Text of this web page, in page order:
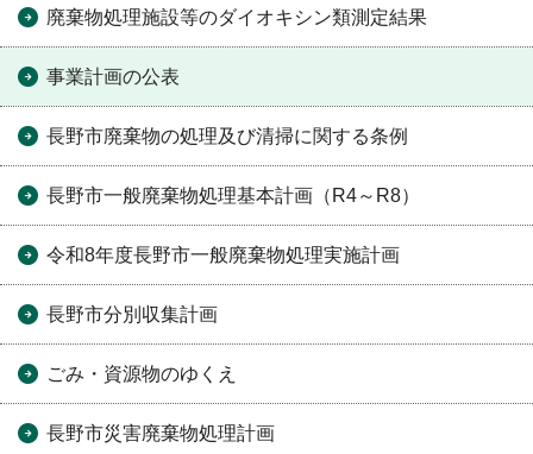
廃棄物処理施設等のダイオキシン類測定結果
事業計画の公表
長野市廃棄物の処理及び清掃に関する条例
長野市一般廃棄物処理基本計画（R4～R8）
令和8年度長野市一般廃棄物処理実施計画
長野市分別収集計画
ごみ・資源物のゆくえ
長野市災害廃棄物処理計画